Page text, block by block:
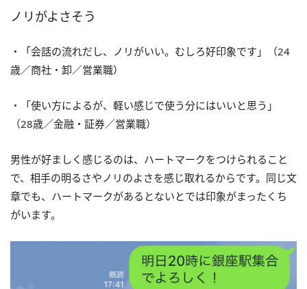
ノリがよさそう
・「会話の流れだし、ノリがいい。むしろ好印象です」（24
歳／商社・卸／営業職）
・「使い方によるが、軽い感じで使う分にはいいと思う」
（28歳／金融・証券／営業職）
男性が好ましく感じるのは、ハートマークをつけられること
で、相手の明るさやノリのよさを感じ取れるからです。同じ文
章でも、ハートマークがあるとないとでは印象がまったくち
がいます。